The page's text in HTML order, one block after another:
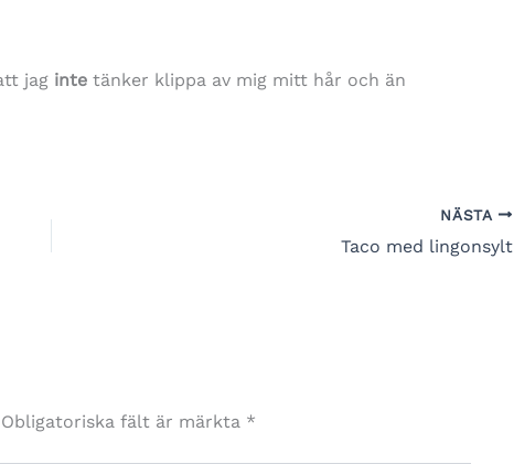
jag inte tänker klippa av mig mitt hår och än
NÄSTA
Taco med lingonsylt
Obligatoriska fält är märkta *